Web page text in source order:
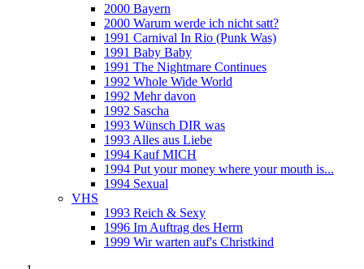
2000 Bayern
2000 Warum werde ich nicht satt?
1991 Carnival In Rio (Punk Was)
1991 Baby Baby
1991 The Nightmare Continues
1992 Whole Wide World
1992 Mehr davon
1992 Sascha
1993 Wünsch DIR was
1993 Alles aus Liebe
1994 Kauf MICH
1994 Put your money where your mouth is...
1994 Sexual
VHS
1993 Reich & Sexy
1996 Im Auftrag des Herrn
1999 Wir warten auf's Christkind